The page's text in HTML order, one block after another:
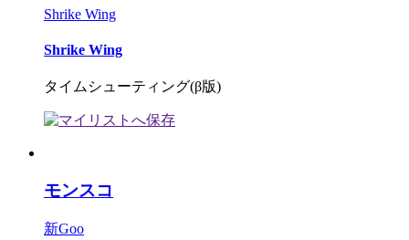
Shrike Wing
Shrike Wing
タイムシューティング(β版)
モンスコ
新Goo